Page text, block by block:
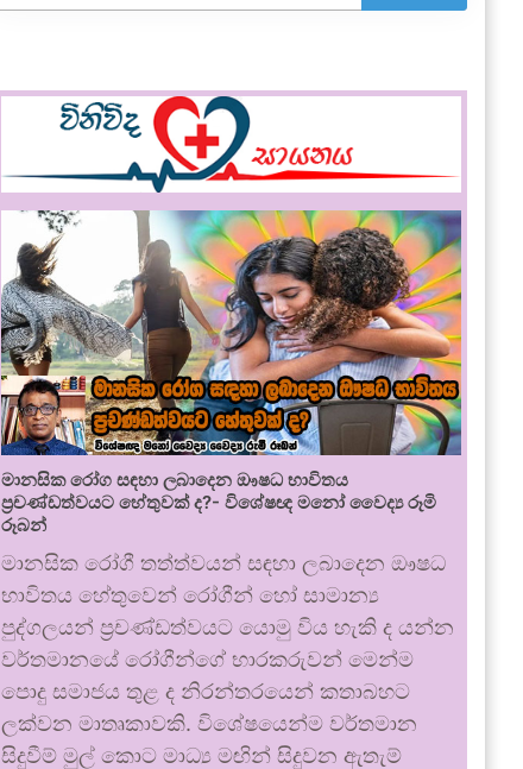
මානසික රෝග සඳහා ලබාදෙන ඖෂධ භාවිතය
ප්‍රචණ්ඩත්වයට හේතුවක් ද?- විශේෂඥ මනෝ වෛද්‍ය රූමි
රූබන්
මානසික රෝගී තත්ත්වයන් සඳහා ලබාදෙන ඖෂධ
භාවිතය හේතුවෙන් රෝගීන් හෝ සාමාන්‍ය
පුද්ගලයන් ප්‍රචණ්ඩත්වයට යොමු විය හැකි ද යන්න
වර්තමානයේ රෝගීන්ගේ භාරකරුවන් මෙන්ම
පොදු සමාජය තුළ ද නිරන්තරයෙන් කතාබහට
ලක්වන මාතෘකාවකි. විශේෂයෙන්ම වර්තමාන
සිදුවීම් මුල් කොට මාධ්‍ය මඟින් සිදුවන ඇතැම්